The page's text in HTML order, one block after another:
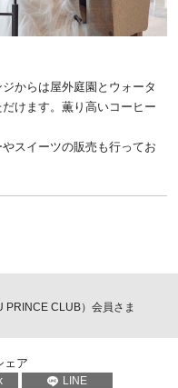
からは屋外庭園とウォータ
けます。薫り高いコーヒー
スイーツの販売も行ってお
CLUB）会員さま
ェア
LINE